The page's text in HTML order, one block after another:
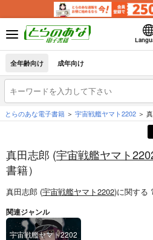
全年齢向け 成年向け
とらのあな電子書籍 宇宙戦艦ヤマト2202
真田志郎 (宇宙戦艦ヤマト
書籍）
真田志郎 (宇宙戦艦ヤマト2202)に関する
関連ジャンル
宇宙戦艦ヤマト2202